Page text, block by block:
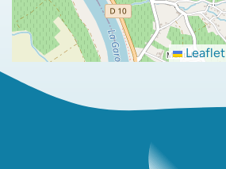
Leaflet